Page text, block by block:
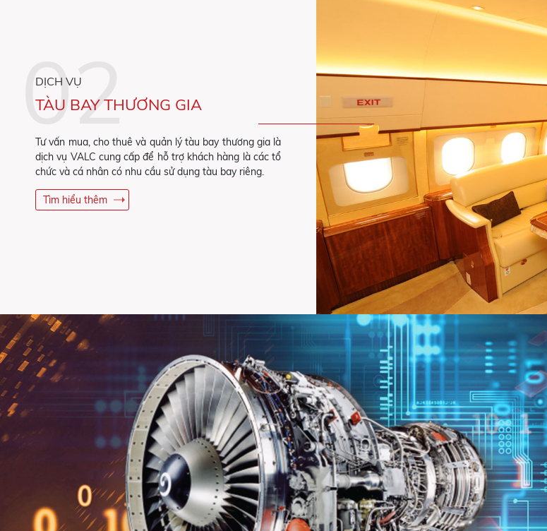
DỊCH VỤ
TÀU BAY THƯƠNG GIA
Tư vấn mua, cho thuê và quản lý tàu bay thương gia là
dịch vụ VALC cung cấp để hỗ trợ khách hàng là các tổ
chức và cá nhân có nhu cầu sử dụng tàu bay riêng.
Tìm hiểu thêm